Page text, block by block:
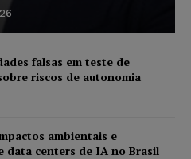
falsas em teste de
riscos de autonomia
ambientais e
data centers de IA no Brasil